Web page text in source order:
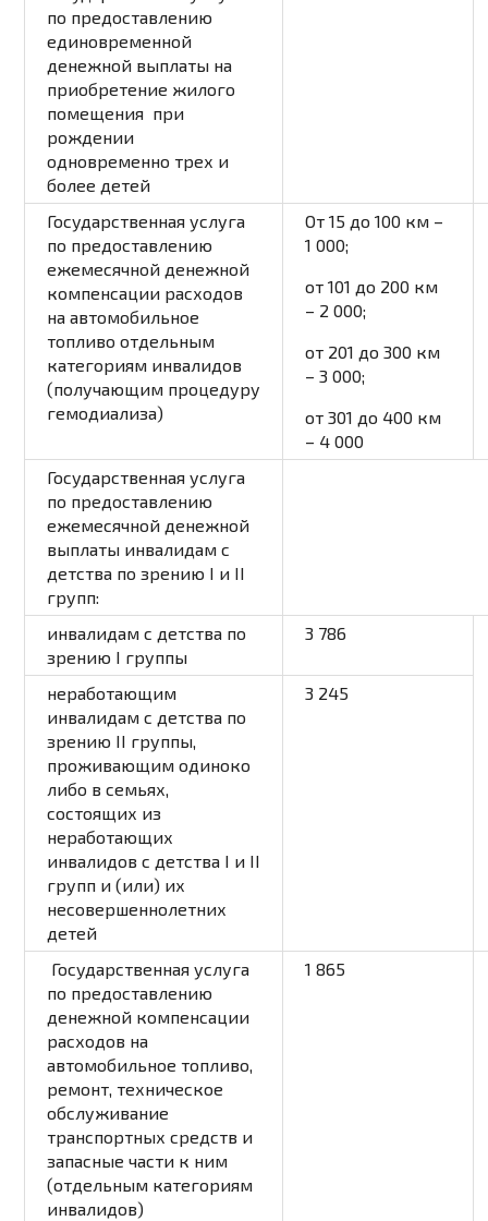
по предоставлению
единовременной
денежной выплаты на
приобретение жилого
помещения при
рождении
одновременно трех и
более детей
Государственная услуга
по предоставлению
ежемесячной денежной
компенсации расходов
на автомобильное
топливо отдельным
категориям инвалидов
(получающим процедуру
гемодиализа)
От 15 до 100 км –
1 000;
от 101 до 200 км
– 2 000;
от 201 до 300 км
– 3 000;
от 301 до 400 км
– 4 000
Государственная услуга
по предоставлению
ежемесячной денежной
выплаты инвалидам с
детства по зрению I и II
групп:
инвалидам с детства по
зрению I группы
3 786
неработающим
инвалидам с детства по
зрению II группы,
проживающим одиноко
либо в семьях,
состоящих из
неработающих
инвалидов с детства I и II
групп и (или) их
несовершеннолетних
детей
3 245
Государственная услуга
по предоставлению
денежной компенсации
расходов на
автомобильное топливо,
ремонт, техническое
обслуживание
транспортных средств и
запасные части к ним
(отдельным категориям
инвалидов)
1 865